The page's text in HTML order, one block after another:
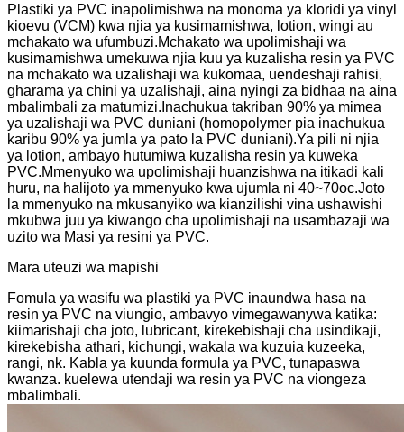
Plastiki ya PVC inapolimishwa na monoma ya kloridi ya vinyl
kioevu (VCM) kwa njia ya kusimamishwa, lotion, wingi au
mchakato wa ufumbuzi.Mchakato wa upolimishaji wa
kusimamishwa umekuwa njia kuu ya kuzalisha resin ya PVC
na mchakato wa uzalishaji wa kukomaa, uendeshaji rahisi,
gharama ya chini ya uzalishaji, aina nyingi za bidhaa na aina
mbalimbali za matumizi.Inachukua takriban 90% ya mimea
ya uzalishaji wa PVC duniani (homopolymer pia inachukua
karibu 90% ya jumla ya pato la PVC duniani).Ya pili ni njia
ya lotion, ambayo hutumiwa kuzalisha resin ya kuweka
PVC.Mmenyuko wa upolimishaji huanzishwa na itikadi kali
huru, na halijoto ya mmenyuko kwa ujumla ni 40~70oc.Joto
la mmenyuko na mkusanyiko wa kianzilishi vina ushawishi
mkubwa juu ya kiwango cha upolimishaji na usambazaji wa
uzito wa Masi ya resini ya PVC.
Mara uteuzi wa mapishi
Fomula ya wasifu wa plastiki ya PVC inaundwa hasa na
resin ya PVC na viungio, ambavyo vimegawanywa katika:
kiimarishaji cha joto, lubricant, kirekebishaji cha usindikaji,
kirekebisha athari, kichungi, wakala wa kuzuia kuzeeka,
rangi, nk. Kabla ya kuunda formula ya PVC, tunapaswa
kwanza. kuelewa utendaji wa resin ya PVC na viongeza
mbalimbali.